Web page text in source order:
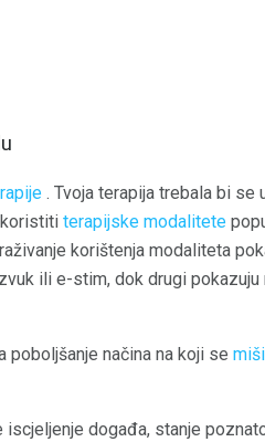
. Tvoja terapija trebala bi
koristiti terapijske modalitete
korištenja modaliteta
ili e-stim, dok drugi
načina na koji se
događa, stanje